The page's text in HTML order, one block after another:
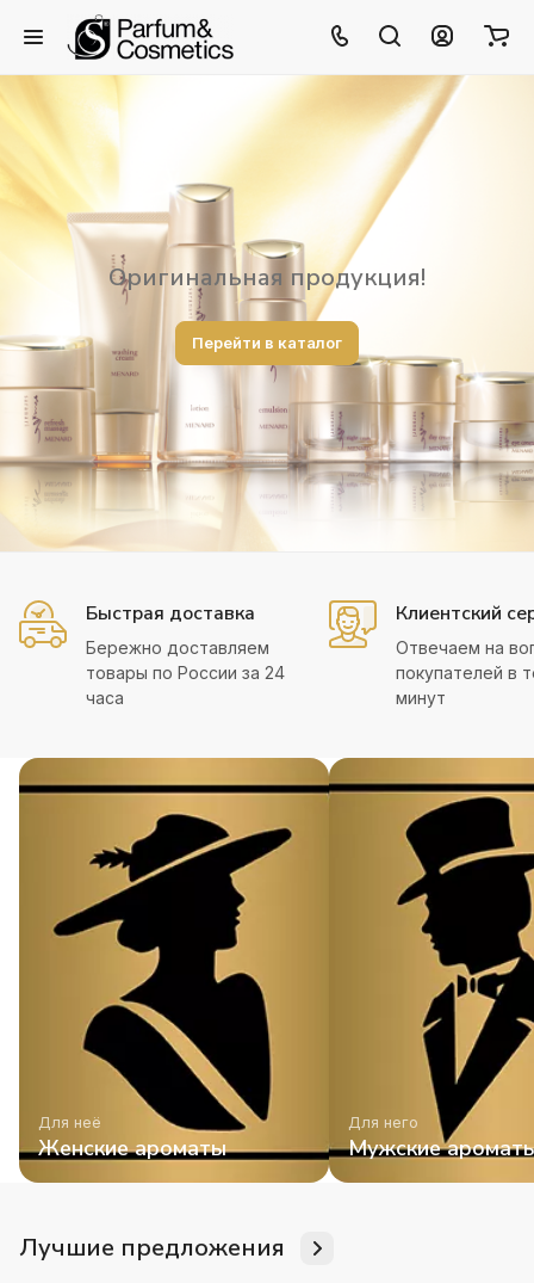
Оригинальная продукция!
Перейти в каталог
Быстрая доставка
Бережно доставляем
товары по России за 24
часа
Клиентский
Отвечаем на
покупателей в
минут
Для неё
Женские ароматы
Для него
Мужские
Лучшие предложения